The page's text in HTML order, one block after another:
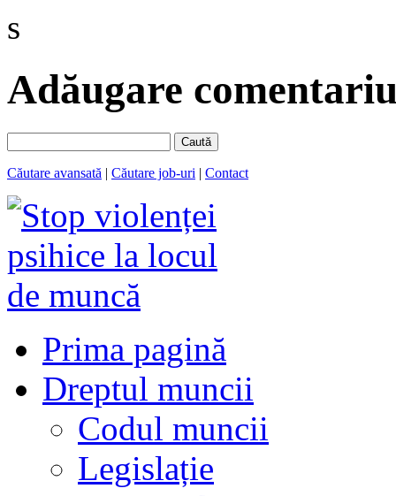
s
Adăugare
Caută
Căutare avansată | Căutare job-uri | Contact
Prima pagină
Dreptul muncii
Codul muncii
Legislație